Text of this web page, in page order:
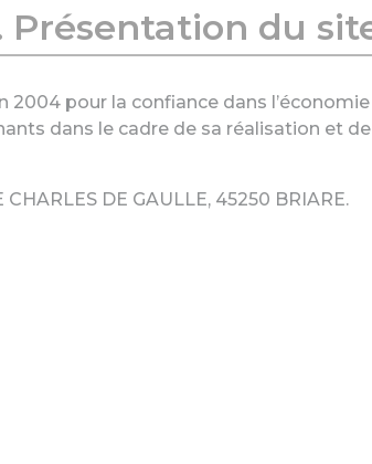
Présentation du
2004 pour la confiance dans
dans le cadre de sa réalisation et de
DE GAULLE, 45250 BRIARE.